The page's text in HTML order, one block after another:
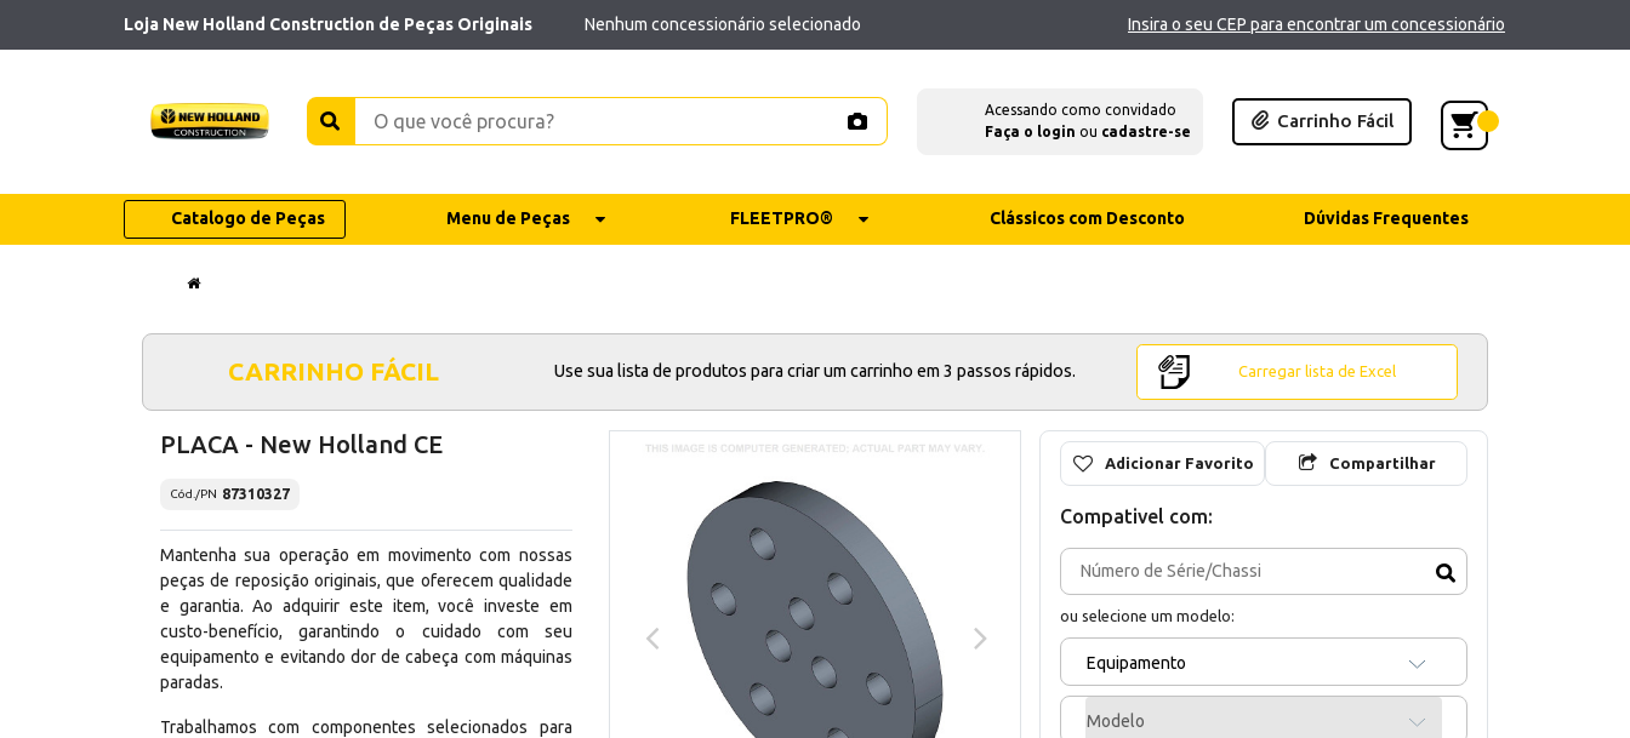
Loja New Holland Construction de Peças Originais Nenhum concessionário selecionado Insira o seu CEP para encontrar um concessionário
Acessando como convidado
Faça o login ou cadastre-se
Carrinho Fácil
Catalogo de Peças Menu de Peças FLEETPRO® Clássicos com Desconto Dúvidas Frequentes
CARRINHO FÁCIL Use sua lista de produtos para criar um carrinho em 3 passos rápidos. Carregar lista de Excel
PLACA - New Holland CE
Cód./PN 87310327
Mantenha sua operação em movimento com nossas
peças de reposição originais, que oferecem qualidade
e garantia. Ao adquirir este item, você investe em
custo-benefício, garantindo o cuidado com seu
equipamento e evitando dor de cabeça com máquinas
paradas.
Trabalhamos com componentes selecionados para
Adicionar Favorito Compartilhar
Compativel com:
ou selecione um modelo:
Equipamento
Modelo